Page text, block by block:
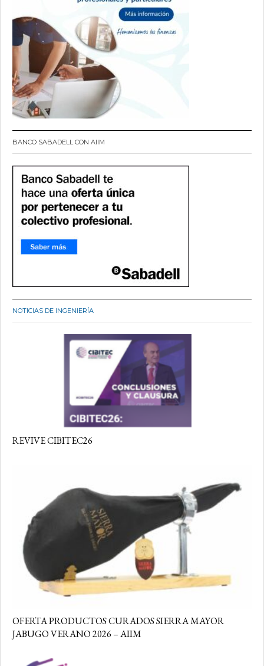
BANCO SABADELL CON AIIM
NOTICIAS DE INGENIERÍA
REVIVE CIBITEC26
OFERTA PRODUCTOS CURADOS SIERRA MAYOR
JABUGO VERANO 2026 – AIIM